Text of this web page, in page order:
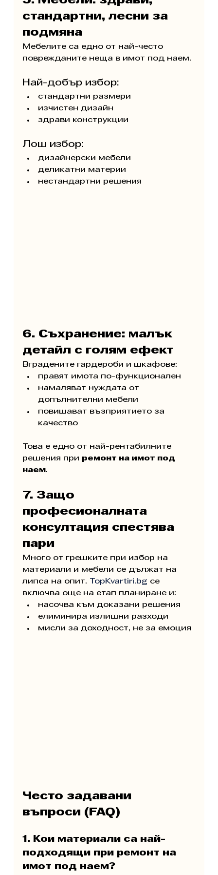
стандартни, лесни за
подмяна
Мебелите са едно от най-често
поврежданите неща в имот под наем.
Най-добър избор:
стандартни размери
изчистен дизайн
здрави конструкции
Лош избор:
дизайнерски мебели
деликатни материи
нестандартни решения
6. Съхранение: малък
детайл с голям ефект
Вградените гардероби и шкафове:
правят имота по-функционален
намаляват нуждата от
допълнителни мебели
повишават възприятието за
качество
Това е едно от най-рентабилните
решения при ремонт на имот под
наем.
7. Защо
професионалната
консултация спестява
пари
Много от грешките при избор на
материали и мебели се дължат на
липса на опит.
TopKvartiri.bg се
включва още на етап планиране и:
насочва към доказани решения
елиминира излишни разходи
мисли за доходност, не за емоция
Често задавани
въпроси (FAQ)
1. Кои материали са най-
подходящи при ремонт на
имот под наем?